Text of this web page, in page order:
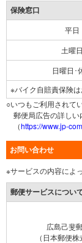
保険窓口
平日
土曜日
日曜日･
※バイク自賠責保険
○いつもご利用されて
郵便局広告の詳しい
（https://www.jp-
お問い合わせ
※サービスの内容によ
郵便サービスについ
広島己斐
（日本郵便株